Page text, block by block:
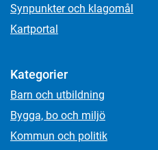
Synpunkter och klagomål
Kartportal
Kategorier
Barn och utbildning
Bygga, bo och miljö
Kommun och politik